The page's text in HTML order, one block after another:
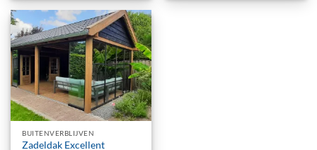
BUITENVERBLIJVEN
Zadeldak Excellent